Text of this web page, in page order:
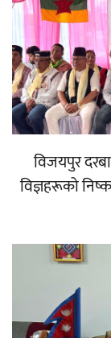
विजयपुर
विज्ञहरूको